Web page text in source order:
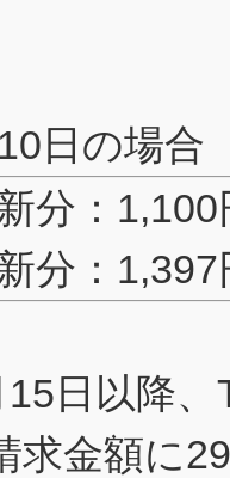
日の場合
分：1,100
分：1,397
日以降、
求金額に